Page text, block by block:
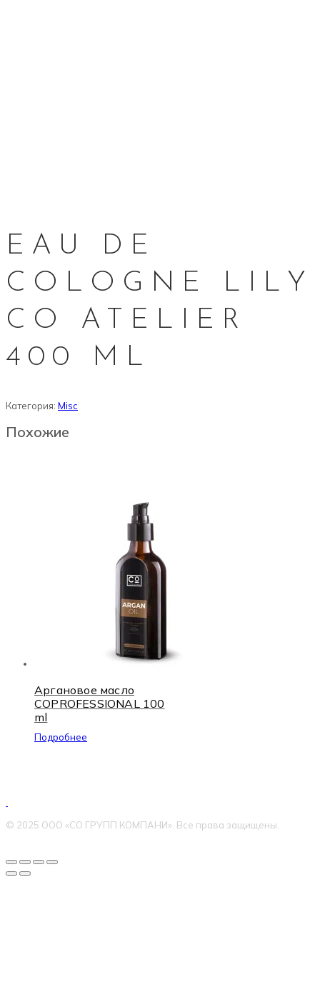
EAU DE
COLOGNE LILY
CO ATELIER
400 ML
Категория: Misc
Похожие
Аргановое масло
COPROFESSIONAL 100
ml
Подробнее
© 2025 ООО «СО ГРУПП КОМПАНИ». Все права защищены.